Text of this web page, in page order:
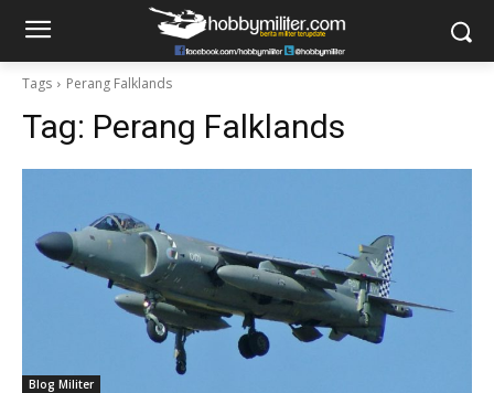
Tags Perang Falklands
Tag: Perang Falklands
Blog Militer